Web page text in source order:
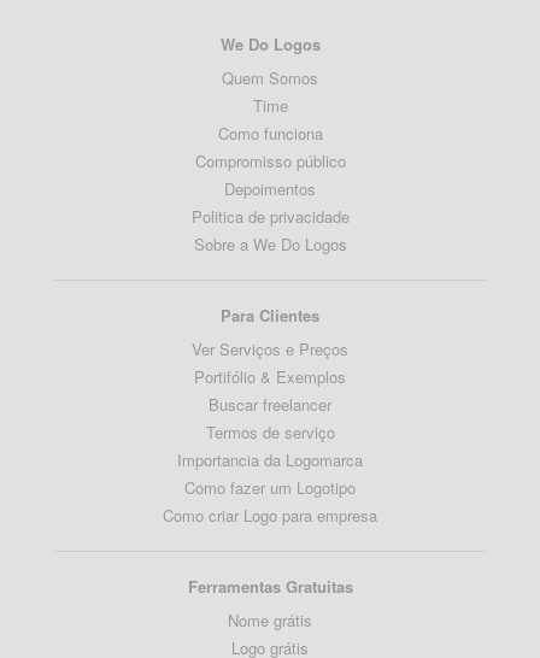
We Do Logos
Quem Somos
Time
Como funciona
Compromisso público
Depoimentos
Politica de privacidade
Sobre a We Do Logos
Para Clientes
Ver Serviços e Preços
Portifólio & Exemplos
Buscar freelancer
Termos de serviço
Importancia da Logomarca
Como fazer um Logotipo
Como criar Logo para empresa
Ferramentas Gratuitas
Nome grátis
Logo grátis